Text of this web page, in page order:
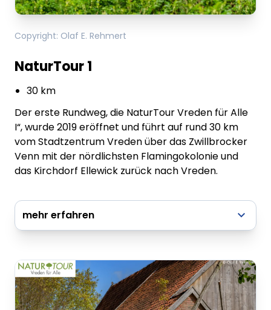
Copyright: Olaf E. Rehmert
NaturTour 1
30 km
Der erste Rundweg, die NaturTour Vreden für Alle
I“, wurde 2019 eröffnet und führt auf rund 30 km
vom Stadtzentrum Vreden über das Zwillbrocker
Venn mit der nördlichsten Flamingokolonie und
das Kirchdorf Ellewick zurück nach Vreden.
mehr erfahren
Radflyer - NaturTour 1